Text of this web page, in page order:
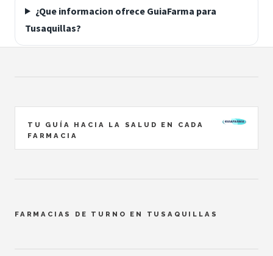
¿Que informacion ofrece GuiaFarma para
Tusaquillas?
TU GUÍA HACIA LA SALUD EN CADA
FARMACIA
FARMACIAS DE TURNO EN TUSAQUILLAS